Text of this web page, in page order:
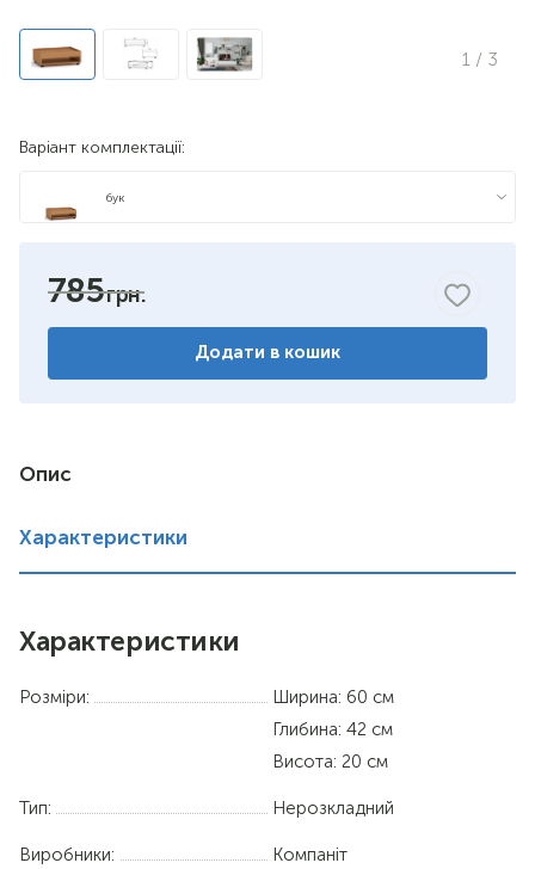
1 / 3
Варіант комплектації:
бук
венге комбіноване
дуб сонома/німфея альба
785
Додати в кошик
Опис
Характеристики
Характеристики
Розміри:
Ширина: 60 см
Глибина: 42 см
Висота: 20 см
Тип: Нерозкладний
Виробники: Компаніт